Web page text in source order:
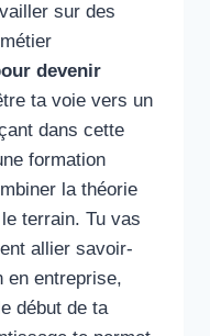
sur des
devenir
ta voie vers un
dans cette
formation
la théorie
terrain. Tu vas
allier savoir-
en entreprise,
début de ta